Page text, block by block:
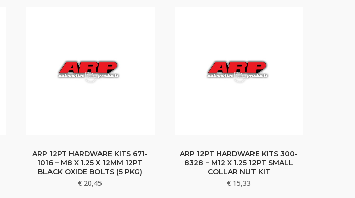
ARP 12PT HARDWARE KITS 671-
1016 – M8 X 1.25 X 12MM 12PT
BLACK OXIDE BOLTS (5 PKG)
€ 20,45
ARP 12PT HARDWARE KITS 300-
8328 – M12 X 1.25 12PT SMALL
COLLAR NUT KIT
€ 15,33